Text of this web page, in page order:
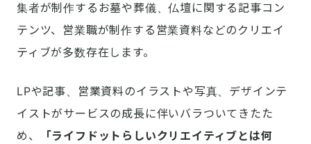
集者が制作するお墓や葬儀、仏壇に関する記事コン
テンツ、営業職が制作する営業資料などのクリエイ
ティブが多数存在します。
LPや記事、営業資料のイラストや写真、デザインテ
イストがサービスの成長に伴いバラついてきたた
め、
「ライフドットらしいクリエイティブとは何